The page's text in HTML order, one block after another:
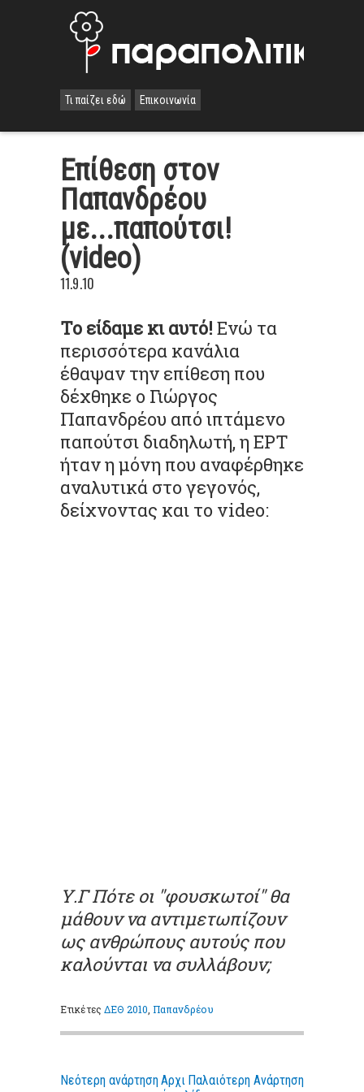
Τι παίζει εδώ Επικοινωνία
Επίθεση στον
Παπανδρέου
με...παπούτσι!
(video)
11.9.10
To είδαμε κι αυτό! Ενώ τα
περισσότερα κανάλια
έθαψαν την επίθεση που
δέχθηκε ο Γιώργος
Παπανδρέου από ιπτάμενο
παπούτσι διαδηλωτή, η ΕΡΤ
ήταν η μόνη που αναφέρθηκε
αναλυτικά στο γεγονός,
δείχνοντας και το video:
Υ.Γ Πότε οι "φουσκωτοί" θα
μάθουν να αντιμετωπίζουν
ως ανθρώπους αυτούς που
καλούνται να συλλάβουν;
ΕτικέτεςΔΕΘ 2010 ,Παπανδρέου
Νεότερη ανάρτηση Παλαιότερη Ανάρτηση
Αρχι